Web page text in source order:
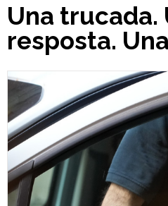
Una trucada.
resposta.